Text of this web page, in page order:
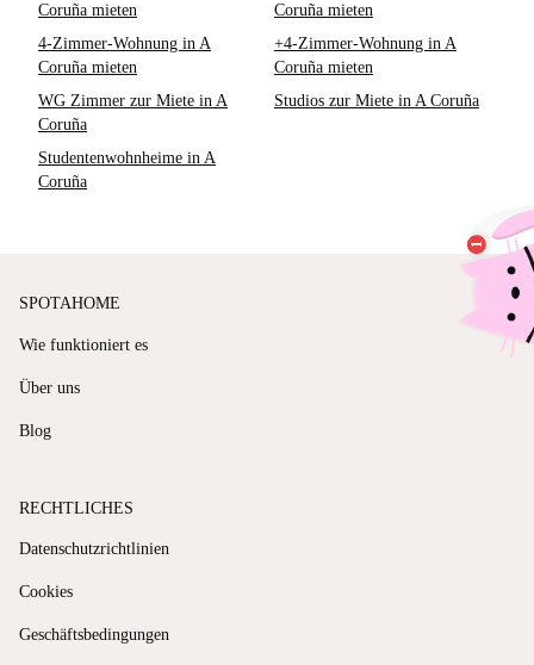
Coruña mieten
Coruña mieten
4-Zimmer-Wohnung in A
Coruña mieten
+4-Zimmer-Wohnung in A
Coruña mieten
WG Zimmer zur Miete in A
Coruña
Studios zur Miete in A Coruña
Studentenwohnheime in A
Coruña
SPOTAHOME
Wie funktioniert es
Über uns
Blog
RECHTLICHES
Datenschutzrichtlinien
Cookies
Geschäftsbedingungen